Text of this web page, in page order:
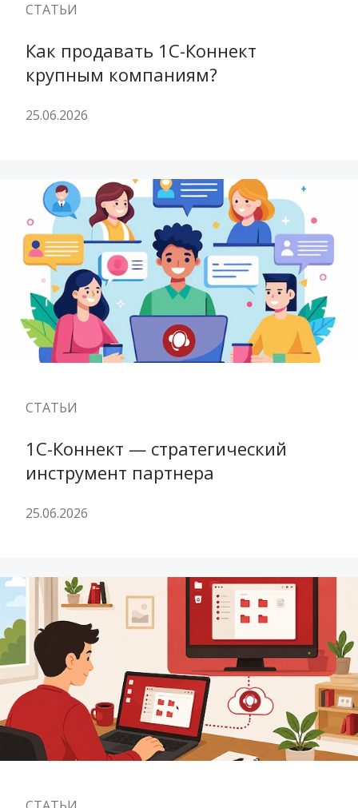
СТАТЬИ
Как продавать 1С-Коннект
крупным компаниям?
25.06.2026
СТАТЬИ
1С-Коннект — стратегический
инструмент партнера
25.06.2026